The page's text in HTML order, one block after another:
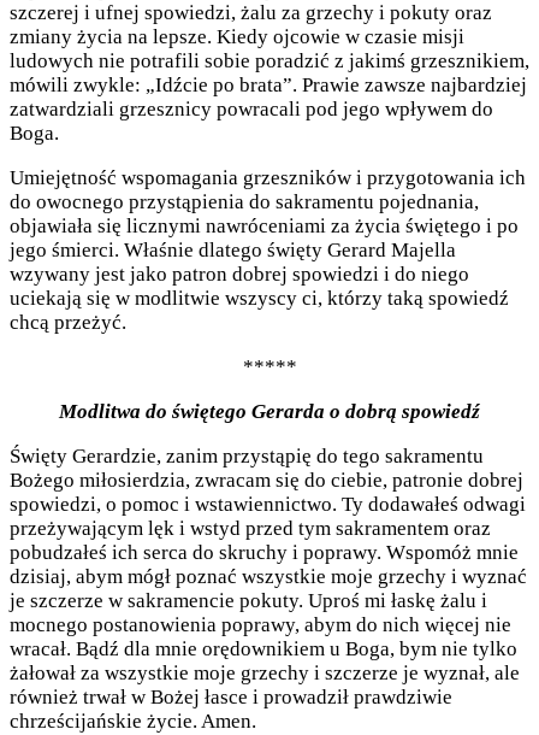
szczerej i ufnej spowiedzi, żalu za grzechy i pokuty oraz
zmiany życia na lepsze. Kiedy ojcowie w czasie misji
ludowych nie potrafili sobie poradzić z jakimś grzesznikiem,
mówili zwykle: „Idźcie po brata”. Prawie zawsze najbardziej
zatwardziali grzesznicy powracali pod jego wpływem do
Boga.
Umiejętność wspomagania grzeszników i przygotowania ich
do owocnego przystąpienia do sakramentu pojednania,
objawiała się licznymi nawróceniami za życia świętego i po
jego śmierci. Właśnie dlatego święty Gerard Majella
wzywany jest jako patron dobrej spowiedzi i do niego
uciekają się w modlitwie wszyscy ci, którzy taką spowiedź
chcą przeżyć.
*****
Modlitwa do świętego Gerarda o dobrą spowiedź
Święty Gerardzie, zanim przystąpię do tego sakramentu
Bożego miłosierdzia, zwracam się do ciebie, patronie dobrej
spowiedzi, o pomoc i wstawiennictwo. Ty dodawałeś odwagi
przeżywającym lęk i wstyd przed tym sakramentem oraz
pobudzałeś ich serca do skruchy i poprawy. Wspomóż mnie
dzisiaj, abym mógł poznać wszystkie moje grzechy i wyznać
je szczerze w sakramencie pokuty. Uproś mi łaskę żalu i
mocnego postanowienia poprawy, abym do nich więcej nie
wracał. Bądź dla mnie orędownikiem u Boga, bym nie tylko
żałował za wszystkie moje grzechy i szczerze je wyznał, ale
również trwał w Bożej łasce i prowadził prawdziwie
chrześcijańskie życie. Amen.